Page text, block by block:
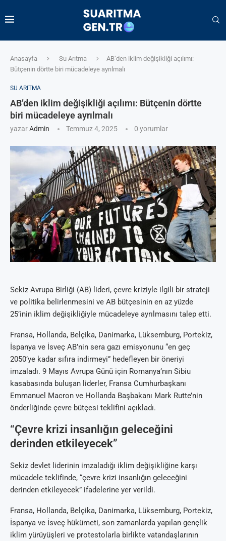
Anasayfa Su Arıtma
AB’den iklim değişikliği açılımı:
Bütçenin dörtte biri mücadeleye ayrılmalı
SU ARITMA
AB’den iklim değişikliği açılımı: Bütçenin dörtte
biri mücadeleye ayrılmalı
yazarAdmin Temmuz 4, 2025 0 yorumlar
Sekiz Avrupa Birliği (AB) lideri, çevre kriziyle ilgili bir strateji
ve politika belirlenmesini ve AB bütçesinin en az yüzde
25’inin iklim değişikliğiyle mücadeleye ayrılmasını talep etti.
Fransa, Hollanda, Belçika, Danimarka, Lüksemburg, Portekiz,
İspanya ve İsveç AB’nin sera gazı emisyonunu “en geç
2050’ye kadar sıfıra indirmeyi” hedefleyen bir öneriyi
imzaladı. 9 Mayıs Avrupa Günü için Romanya’nın Sibiu
kasabasında buluşan liderler, Fransa Cumhurbaşkanı
Emmanuel Macron ve Hollanda Başbakanı Mark Rutte’nin
önderliğinde çevre bütçesi teklifini açıkladı.
“Çevre krizi insanlığın geleceğini
derinden etkileyecek”
Sekiz devlet liderinin imzaladığı iklim değişikliğine karşı
mücadele teklifinde, “çevre krizi insanlığın geleceğini
derinden etkileyecek” ifadelerine yer verildi.
Fransa, Hollanda, Belçika, Danimarka, Lüksemburg, Portekiz,
İspanya ve İsveç hükümeti, son zamanlarda yapılan gençlik
iklim yürüyüşleri ve protestolarla birlikte vatandaşlarının